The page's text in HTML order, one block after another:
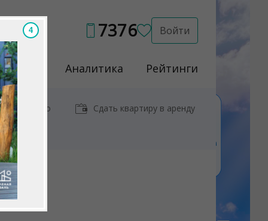
7376 Войти
Услуги Аналитика Рейтинги
у метро Сдать квартиру в аренду
2